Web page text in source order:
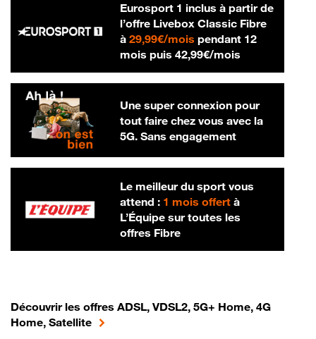
Eurosport 1 inclus à partir de
l’offre Livebox Classic Fibre
à 29,99€/mois29,99 € par mois
pendant 12
mois puis 42,99€/mois42,99 € par
Une super connexion pour
tout faire chez vous avec la
5G. Sans engagement
Le meilleur du sport vous
attend : 1 mois offertà
L’Équipe sur toutes les
offres Fibre
Découvrir les offres ADSL, VDSL2, 5G+ Home, 4G
Home, Satellite